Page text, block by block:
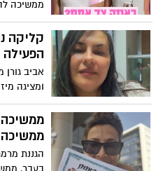
ממשיכה
והמתח
קליקה
אביב
ומציגה
ממשיכה
הגננת
בעבר,